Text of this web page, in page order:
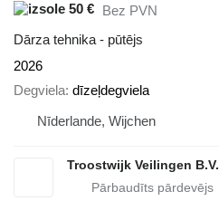
50 € Bez PVN
Dārza tehnika - pūtējs
2026
Degviela dīzeļdegviela
Nīderlande, Wijchen
Troostwijk Veilingen B.V.